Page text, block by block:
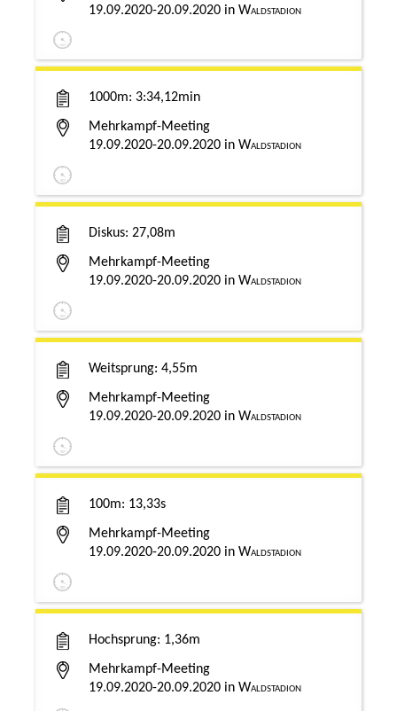
19.09.2020-20.09.2020 Waldstadion
1000m 3:34,12min
19.09.2020-20.09.2020 Waldstadion
Mehrkampf-Meeting
Diskus 27,08m
19.09.2020-20.09.2020 Waldstadion
Mehrkampf-Meeting
Weitsprung 4,55m
19.09.2020-20.09.2020 Waldstadion
Mehrkampf-Meeting
100m 13,33s
19.09.2020-20.09.2020 Waldstadion
Mehrkampf-Meeting
Hochsprung 1,36m
19.09.2020-20.09.2020 Waldstadion
Mehrkampf-Meeting